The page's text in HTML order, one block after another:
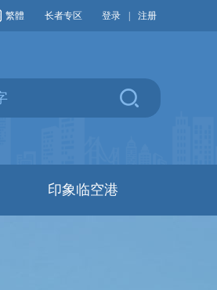
繁體 长者专区 登录 注册
印象临空港